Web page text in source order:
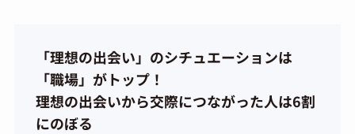
「理想の出会い」のシチュエーションは
「職場」がトップ！
理想の出会いから交際につながった人は6割
にのぼる